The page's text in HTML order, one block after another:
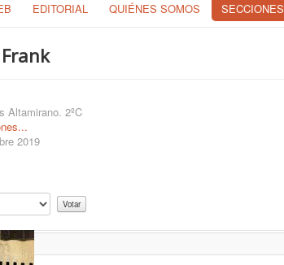
EDITORIAL QUIÉNES SOMOS SECCIONES
Altamirano. 2ºC
2019